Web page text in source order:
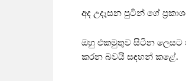
අද උදෑසන පුටින් ගේ
ඔහු එකමුතුව සිටින ලෙසට
කරන බවයි සඳහන් කළේ.